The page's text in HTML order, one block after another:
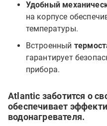
Удобный
на корпусе
температуры.
Встроенный
гарантирует
прибора.
Atlantic заботится о
обеспечивает
водонагревателя.